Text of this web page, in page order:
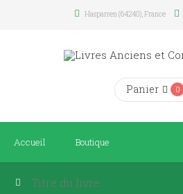
Hasparren (64240), France
Panier 0
Accueil Boutique